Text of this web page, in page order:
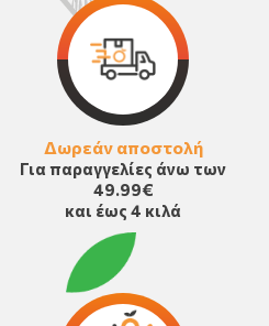
Δωρεάν αποστολή
Για παραγγελίες άνω των
49.99€
και έως 4 κιλά